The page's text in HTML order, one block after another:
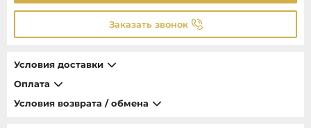
Заказать звонок
Условия доставки
Оплата
Условия возврата / обмена